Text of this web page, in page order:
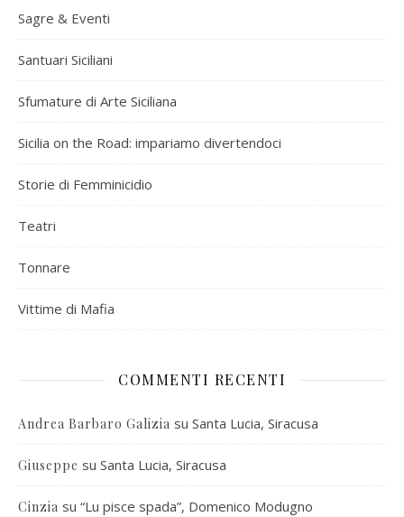
Sagre & Eventi
Santuari Siciliani
Sfumature di Arte Siciliana
Sicilia on the Road: impariamo divertendoci
Storie di Femminicidio
Teatri
Tonnare
Vittime di Mafia
COMMENTI RECENTI
Andrea Barbaro Galizia su Santa Lucia, Siracusa
Giuseppe su Santa Lucia, Siracusa
Cinzia su “Lu pisce spada”, Domenico Modugno